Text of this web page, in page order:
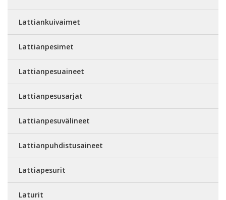
Lattiankuivaimet
Lattianpesimet
Lattianpesuaineet
Lattianpesusarjat
Lattianpesuvälineet
Lattianpuhdistusaineet
Lattiapesurit
Laturit